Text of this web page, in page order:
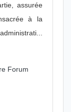
assurée
à la
Forum